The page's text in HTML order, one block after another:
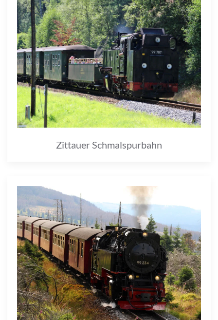
Zittauer Schmalspurbahn